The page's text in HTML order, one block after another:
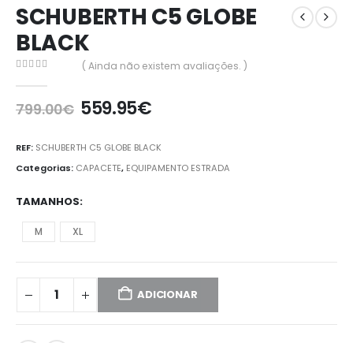
SCHUBERTH C5 GLOBE
BLACK
( Ainda não existem avaliações. )
799.00€ 559.95€
REF: SCHUBERTH C5 GLOBE BLACK
Categorias: CAPACETE, EQUIPAMENTO ESTRADA
TAMANHOS
M XL
ADICIONAR